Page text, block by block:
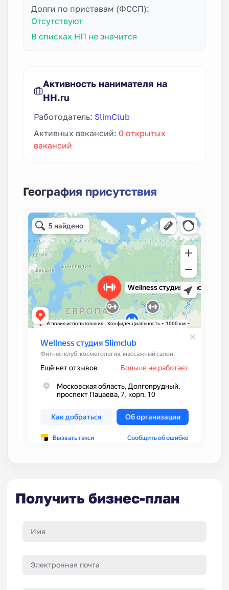
Долги по приставам (ФССП):
Отсутствуют
В списках НП не значится
Активность нанимателя на
HH.ru
Работодатель: SlimClub
Активных вакансий: 0 открытых
вакансий
География присутствия
Получить бизнес-план